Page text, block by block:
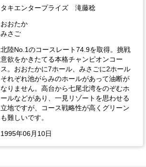
タキエンタープライズ 滝藤稔
おおたか
みさご
北陸No.1のコースレート74.9を取得。挑戦
意欲をかきたてる本格チャンピオンコー
ス。おおたかに7ホール、みさごに2ホール
それぞれ池がらみのホールがあって油断が
なりません。高台から七尾北湾をのぞむホ
ールなどがあり、一見リゾートを思わせる
立地ですが、コース戦略性が高くグリーン
も難しいです。
1995年06月10日